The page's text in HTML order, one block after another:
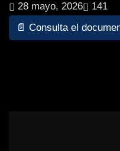
28 mayo, 2026
141
📄 Consulta el